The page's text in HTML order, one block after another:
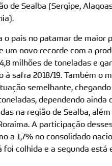
de Sealba (Sergipe,
o país no patamar de maior
um novo recorde com a
milhões de toneladas e
à safra 2018/19. Também o
semelhante,
dependendo ainda
na região de Sealba, além
A participação
a 1,7% no consolidado
foi colhida e a segunda está